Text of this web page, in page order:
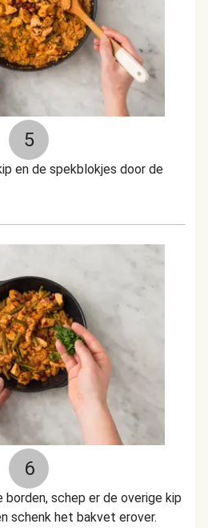
5
en de spekblokjes door de
6
schep er de overige kip
schenk het bakvet erover.